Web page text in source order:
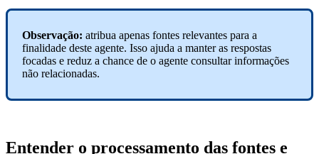
Observação: atribua apenas fontes relevantes para a
finalidade deste agente. Isso ajuda a manter as respostas
focadas e reduz a chance de o agente consultar informações
não relacionadas.
Entender o processamento das fontes e